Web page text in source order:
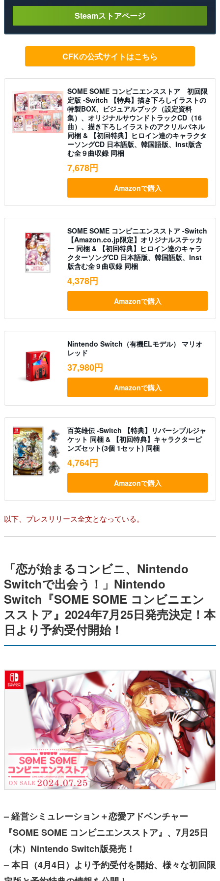
Steamストアページ
CFKの公式サイトはこちら
SOME SOME コンビニエンスストア 初回限
定版 -Switch 【特典】描き下ろしイラストの
特製BOX、ビジュアルブック（設定資料
集）、オリジナルサウンドトラックCD（16
曲）、描き下ろしイラストのアクリルパネル
同梱 & 【初回特典】ヒロイン達のキャラクタ
ーソングCD 日本語版、韓国語版、Inst版含
む全９曲収録 同梱
7,678円
Amazonで購入
SOME SOME コンビニエンスストア -Switch
【Amazon.co.jp限定】オリジナルステッカ
ー 同梱 & 【初回特典】ヒロイン達のキャラ
クターソングCD 日本語版、韓国語版、Inst
版含む全９曲収録 同梱
4,378円
Amazonで購入
Nintendo Switch（有機ELモデル） マリオ
レッド
37,980円
Amazonで購入
百英雄伝 -Switch 【特典】リバーシブルジャ
ケット 同梱 & 【初回特典】キャラクターピ
ンズセット(3個 1セット) 同梱
4,764円
Amazonで購入
以下、プレスリリース全文となっている。
「恋が始まるコンビニ、Nintendo
Switchで出会う！」Nintendo
Switch『SOME SOME コンビニエン
スストア』2024年7月25日発売決定！本
日より予約受付開始！
– 経営シミュレーション＋恋愛アドベンチャー
『SOME SOME コンビニエンスストア』、7月25日
（木）Nintendo Switch版発売！
– 本日（4月4日）より予約受付を開始、様々な初回限